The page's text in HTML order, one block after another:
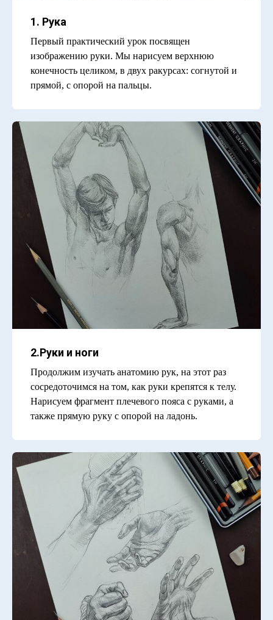
1. Рука
Первый практический урок посвящен
изображению руки. Мы нарисуем верхнюю
конечность целиком, в двух ракурсах: согнутой и
прямой, с опорой на пальцы.
2.Руки и ноги
Продолжим изучать анатомию рук, на этот раз
сосредоточимся на том, как руки крепятся к телу.
Нарисуем фрагмент плечевого пояса с руками, а
также прямую руку с опорой на ладонь.